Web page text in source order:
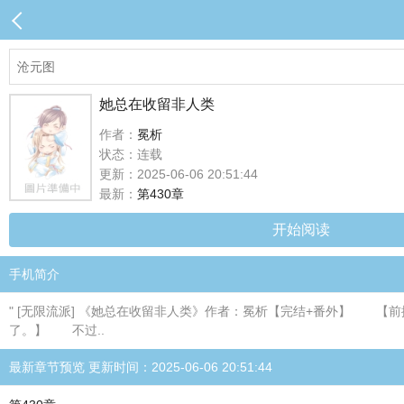
她总在收留非人类
作者： 冕析
状态：连载
更新：2025-06-06 20:51:44
最新： 第430章
开始阅读
手机简介
" [无限流派] 《她总在收留非人类》作者：冕析【完结+番外】 【前
了。】 不过..
最新章节预览 更新时间：2025-06-06 20:51:44